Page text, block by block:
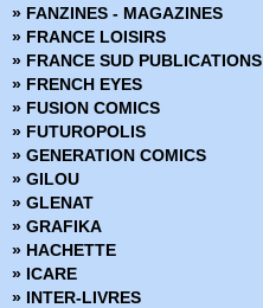
» FANZINES - MAGAZINES
» FRANCE LOISIRS
» FRANCE SUD PUBLICATIONS
» FRENCH EYES
» FUSION COMICS
» FUTUROPOLIS
» GENERATION COMICS
» GILOU
» GLENAT
» GRAFIKA
» HACHETTE
» ICARE
» INTER-LIVRES